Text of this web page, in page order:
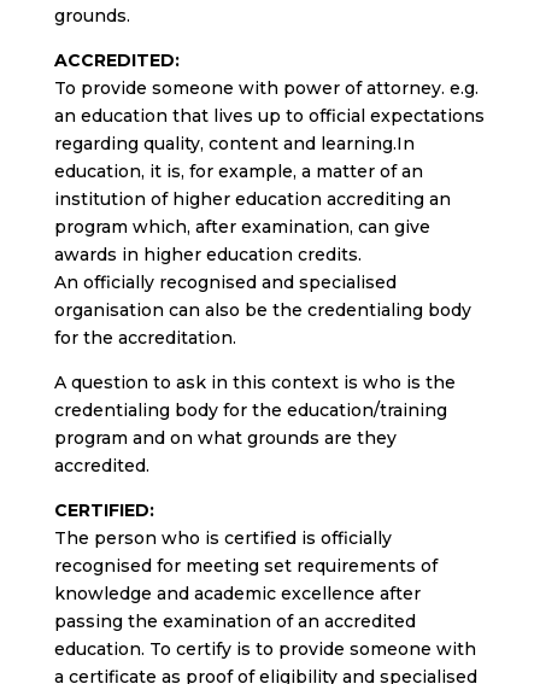
grounds.
ACCREDITED:
To provide someone with power of attorney. e.g.
an education that lives up to official expectations
regarding quality, content and learning.In
education, it is, for example, a matter of an
institution of higher education accrediting an
program which, after examination, can give
awards in higher education credits.
An officially recognised and specialised
organisation can also be the credentialing body
for the accreditation.
A question to ask in this context is who is the
credentialing body for the education/training
program and on what grounds are they
accredited.
CERTIFIED:
The person who is certified is officially
recognised for meeting set requirements of
knowledge and academic excellence after
passing the examination of an accredited
education. To certify is to provide someone with
a certificate as proof of eligibility and specialised